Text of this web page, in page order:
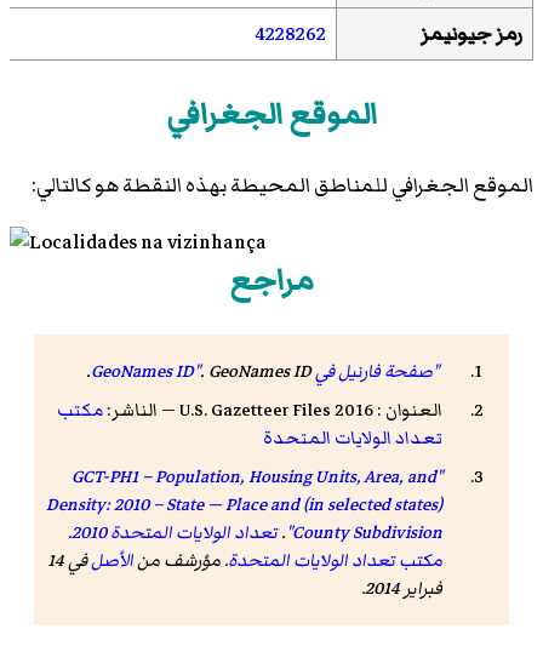
رمز جيونيمز
4228262
الموقع الجغرافي
الموقع الجغرافي للمناطق المحيطة بهذه النقطة هو كالتالي:
مراجع
"صفحة فارنيل في GeoNames ID" . GeoNames ID
.
العنوان : 2016 U.S. Gazetteer Files — الناشر:
مكتب
تعداد الولايات المتحدة
"GCT-PH1 – Population, Housing Units, Area, and
Density: 2010 – State — Place and (in selected states)
County Subdivision"
.تعداد الولايات المتحدة 2010
.
مكتب تعداد الولايات المتحدة. مؤرشف منالأصل
في 14
فبراير 2014
.